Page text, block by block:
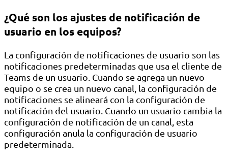
¿Qué son los ajustes de notificación de
usuario en los equipos?
La configuración de notificaciones de usuario son las
notificaciones predeterminadas que usa el cliente de
Teams de un usuario. Cuando se agrega un nuevo
equipo o se crea un nuevo canal, la configuración de
notificaciones se alineará con la configuración de
notificación del usuario. Cuando un usuario cambia la
configuración de notificación de un canal, esta
configuración anula la configuración de usuario
predeterminada.